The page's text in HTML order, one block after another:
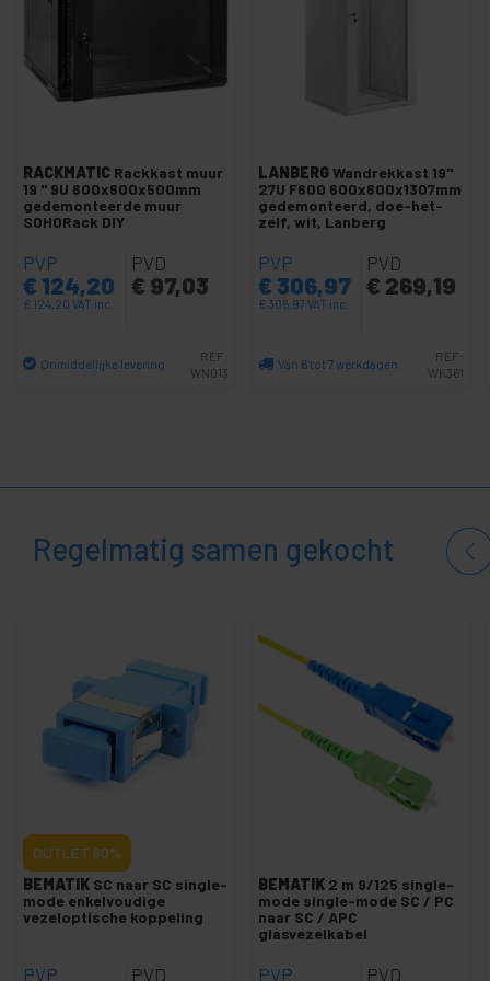
Verlichting
en geluid
fotografie +
hardware
+
Beveiliging,
alarmen en
+
Elektronica
en gadgets
+
zakelijk
RACKMATIC Rackkast muur
19 '' 9U 600x600x500mm
gedemonteerde muur
SOHORack DIY
PVP
€ 124,20
€ 124,20 VAT inc.
PVD
€ 97,03
Onmiddellijke levering
REF:
WN013
LANBERGWandrekkast 19"
27U F600 600x600x1307mm
gedemonteerd, doe-het-
zelf, wit, Lanberg
PVP
€ 306,97
€ 306,97VAT inc.
PVD
€ 269,19
Van 6 tot 7 werkdagen
REF:
WK361
Regelmatig samen gekocht
OUTLET 60%
BEMATIK SC naar SC single-
mode enkelvoudige
vezeloptische koppeling
PVP
PVD
BEMATIK 2 m 9/125 single-
mode single-mode SC / PC
naar SC / APC
glasvezelkabel
PVP PVD